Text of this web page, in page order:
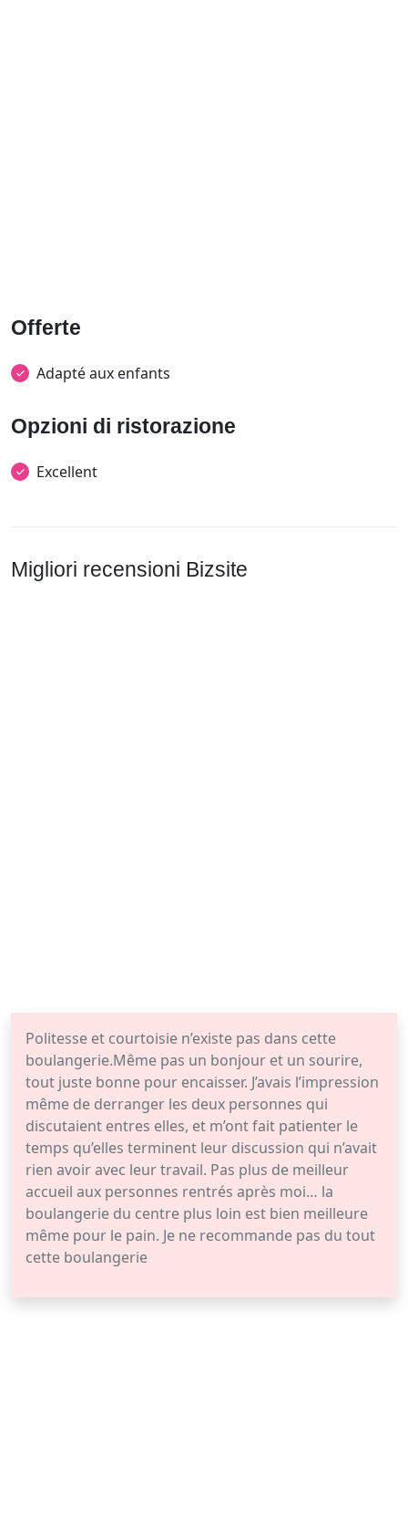
Offerte
Adapté aux enfants
Opzioni di ristorazione
Excellent
Migliori recensioni Bizsite
Politesse et courtoisie n’existe pas dans cette
boulangerie.Même pas un bonjour et un sourire,
tout juste bonne pour encaisser. J’avais l’impression
même de derranger les deux personnes qui
discutaient entres elles, et m’ont fait patienter le
temps qu’elles terminent leur discussion qui n’avait
rien avoir avec leur travail. Pas plus de meilleur
accueil aux personnes rentrés après moi… la
boulangerie du centre plus loin est bien meilleure
même pour le pain. Je ne recommande pas du tout
cette boulangerie